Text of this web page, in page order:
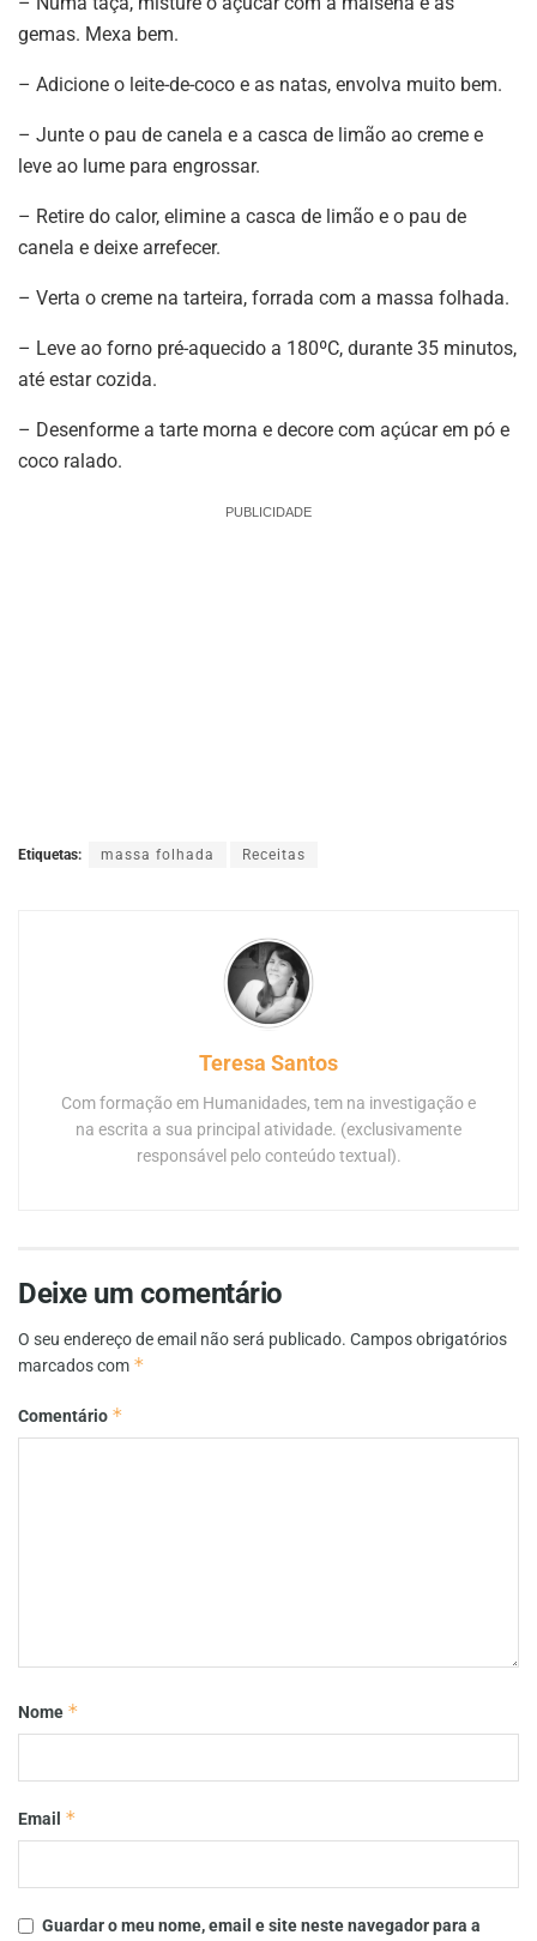
gemas. Mexa bem.
– Adicione o leite-de-coco e as natas, envolva muito bem.
– Junte o pau de canela e a casca de limão ao creme e
leve ao lume para engrossar.
– Retire do calor, elimine a casca de limão e o pau de
canela e deixe arrefecer.
– Verta o creme na tarteira, forrada com a massa folhada.
– Leve ao forno pré-aquecido a 180ºC, durante 35 minutos,
até estar cozida.
– Desenforme a tarte morna e decore com açúcar em pó e
coco ralado.
PUBLICIDADE
Etiquetas: massa folhada Receitas
Teresa Santos
Com formação em Humanidades, tem na investigação e
na escrita a sua principal atividade. (exclusivamente
responsável pelo conteúdo textual).
Deixe um comentário
O seu endereço de email não será publicado. Campos obrigatórios
marcados com *
Comentário *
Nome *
Email *
Guardar o meu nome, email e site neste navegador para a